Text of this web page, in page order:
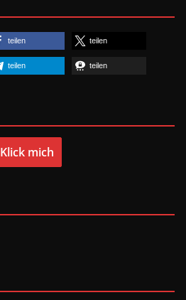
teilen teilen
teilen teilen
Klick mich